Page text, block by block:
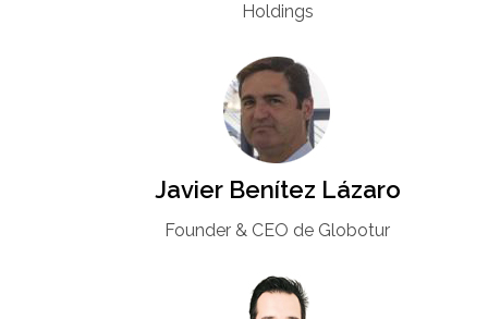
Holdings
Javier Benítez Lázaro
Founder & CEO de Globotur​